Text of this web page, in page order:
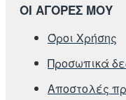
ΟΙ ΑΓΟΡΕΣ ΜΟΥ
Όροι Χρήσης
Προσωπικά
Αποστολές